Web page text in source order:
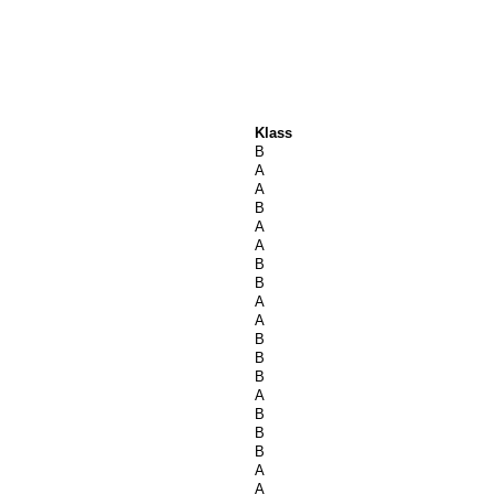
Klass
B
A
A
B
A
A
B
B
A
A
B
B
B
A
B
B
B
A
A